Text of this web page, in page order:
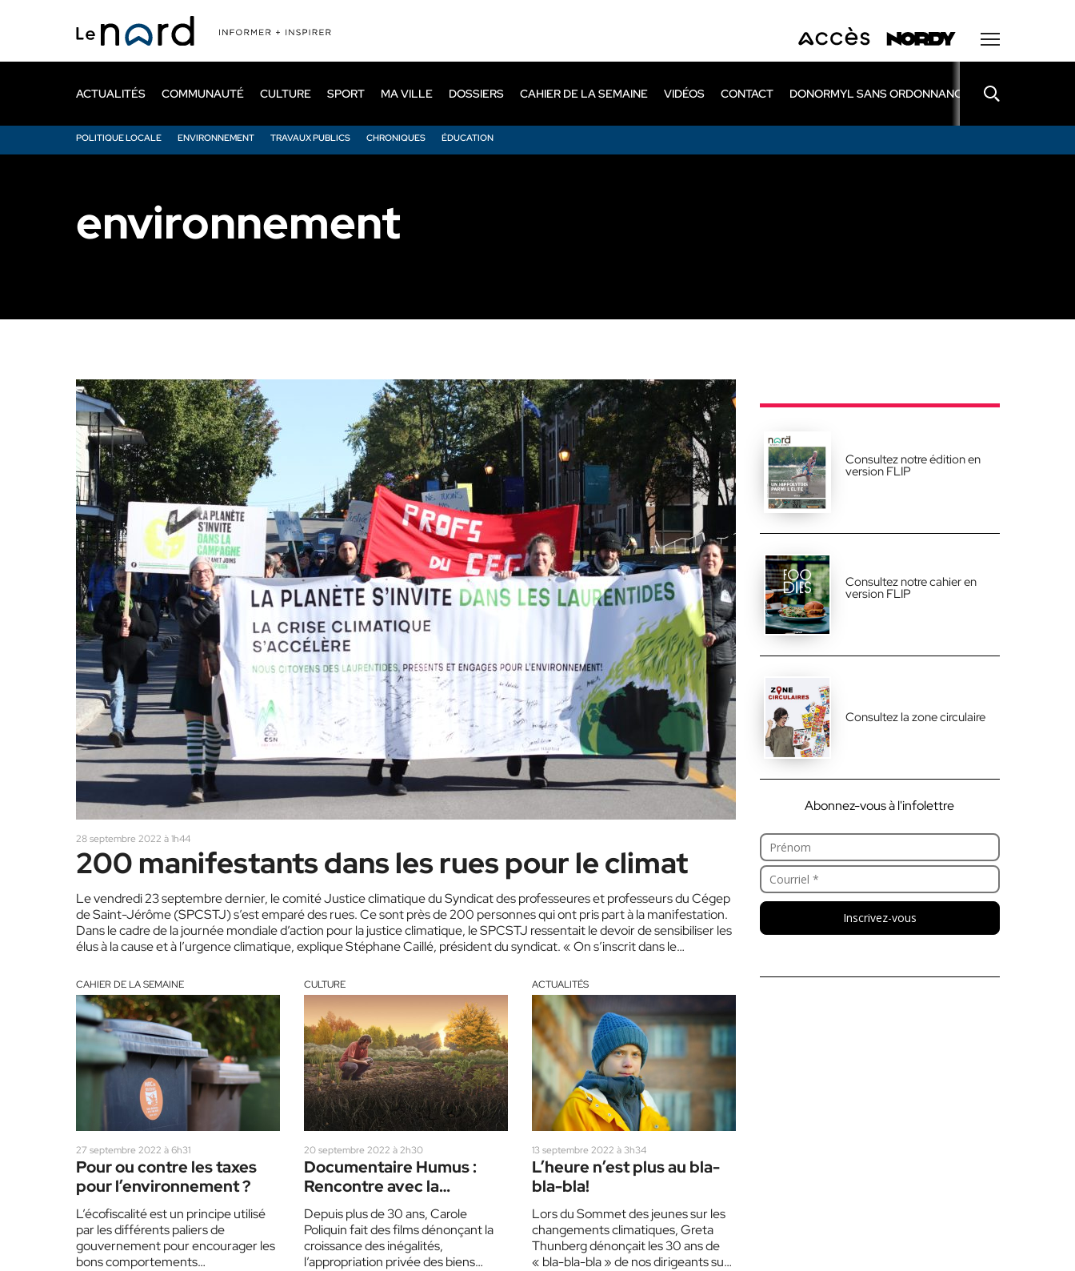
principal
ACTUALITÉS
POLITIQUE LOCALE ENVIRONNEMENT TRAVAUX PUBLICS CHRONIQUES ÉDUCATION
COMMUNAUTÉ CULTURE SPORT MA VILLE DOSSIERS CAHIER DE LA SEMAINE VIDÉOS CONTACT DONORMYL SANS ORDONNANCE LEXOMIL SANS
environnement
28 septembre 2022 à 1h44
200 manifestants dans les rues pour le climat
Le vendredi 23 septembre dernier, le comité Justice climatique du Syndicat des professeures et professeurs du Cégep
de Saint-Jérôme (SPCSTJ) s’est emparé des rues. Ce sont près de 200 personnes qui ont pris part à la manifestation.
Dans le cadre de la journée mondiale d’action pour la justice climatique, le SPCSTJ ressentait le devoir de sensibiliser les
élus à la cause et à l’urgence climatique, explique Stéphane Caillé, président du syndicat. « On s’inscrit dans le…
CAHIER DE LA SEMAINE
27 septembre 2022 à 6h31
Pour ou contre les taxes
pour l’environnement ?
L’écofiscalité est un principe utilisé
par les différents paliers de
gouvernement pour encourager les
bons comportements
CULTURE
20 septembre 2022 à 2h30
Documentaire Humus :
Rencontre avec la
réalisatrice
Depuis plus de 30 ans, Carole
Poliquin fait des films dénonçant la
croissance des inégalités,
l’appropriation privée des biens
ACTUALITÉS
13 septembre 2022 à 3h34
L’heure n’est plus au bla-
bla-bla!
Lors du Sommet des jeunes sur les
changements climatiques, Greta
Thunberg dénonçait les 30 ans de
« bla-bla-bla » de nos dirigeants sur
Consultez notre édition en
version FLIP
Consultez notre cahier en
version FLIP
Consultez la zone circulaire
Abonnez-vous à l'infolettre
Inscrivez-vous